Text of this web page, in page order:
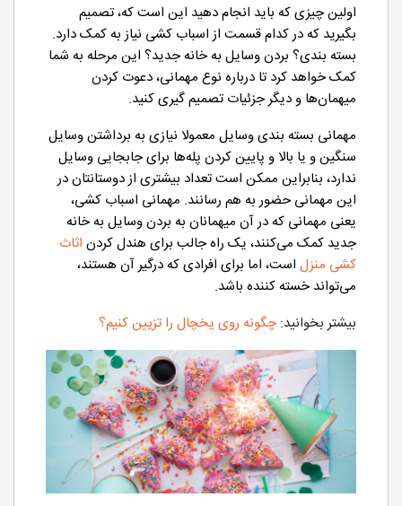
اولین چیزی که باید انجام دهید این است که، تصمیم
بگیرید که در کدام قسمت از اسباب کشی نیاز به کمک دارد.
بسته بندی؟ بردن وسایل به خانه جدید؟ این مرحله به شما
کمک خواهد کرد تا درباره نوع مهمانی، دعوت کردن
میهمان‌ها و دیگر جزئیات تصمیم گیری کنید.
مهمانی بسته بندی وسایل معمولا نیازی به برداشتن وسایل
سنگین و یا بالا و پایین کردن پله‌ها برای جابجایی وسایل
ندارد، بنابراین ممکن است تعداد بیشتری از دوستانتان در
این مهمانی حضور به هم رسانند. مهمانی اسباب کشی،
یعنی مهمانی که در آن میهمانان به بردن وسایل به خانه
جدید کمک می‌کنند، یک راه جالب برای هندل کردن اثاث
کشی منزل است، اما برای افرادی که درگیر آن هستند،
می‌تواند خسته کننده باشد.
بیشتر بخوانید: چگونه روی یخچال را تزیین کنیم؟